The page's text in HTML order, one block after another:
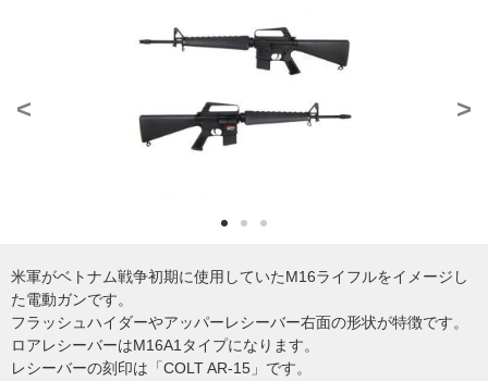
< >
米軍がベトナム戦争初期に使用していたM16ライフルをイメージし
た電動ガンです。
フラッシュハイダーやアッパーレシーバー右面の形状が特徴です。
ロアレシーバーはM16A1タイプになります。
レシーバーの刻印は「COLT AR-15」です。